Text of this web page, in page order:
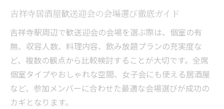
吉祥寺居酒屋歓送迎会の会場選び徹底ガイド
吉祥寺駅周辺で歓送迎会の会場を選ぶ際は、個室の有
無、収容人数、料理内容、飲み放題プランの充実度な
ど、複数の観点から比較検討することが大切です。全席
個室タイプやおしゃれな空間、女子会にも使える居酒屋
など、参加メンバーに合わせた最適な会場選びが成功の
カギとなります。